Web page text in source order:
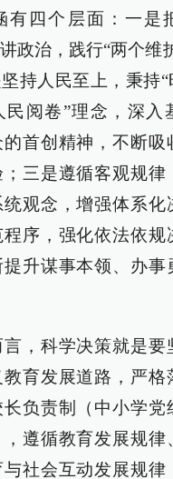
有四个层面：一是
政治，践行“两个维
持人民至上，秉持“
民阅卷”理念，深入
的首创精神，不断吸
三是遵循客观规律
观念，增强体系化
序，强化依法依规
升谋事本领、办事
，科学决策就是要
育发展道路，严格
负责制（中小学党
遵循教育发展规律
社会互动发展规律